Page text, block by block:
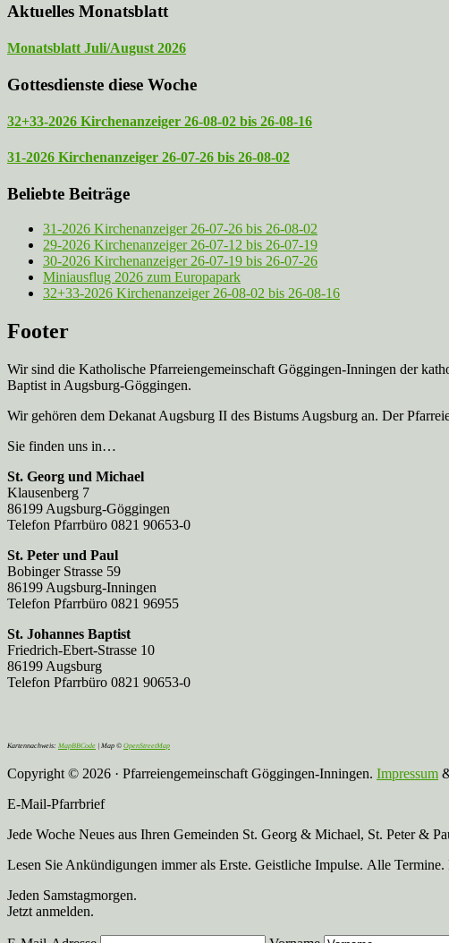
Aktuelles Monatsblatt
Monatsblatt Juli/August 2026
Gottesdienste diese Woche
32+33-2026 Kirchenanzeiger 26-08-02 bis 26-08-16
31-2026 Kirchenanzeiger 26-07-26 bis 26-08-02
Beliebte Beiträge
31-2026 Kirchenanzeiger 26-07-26 bis 26-08-02
29-2026 Kirchenanzeiger 26-07-12 bis 26-07-19
30-2026 Kirchenanzeiger 26-07-19 bis 26-07-26
Miniausflug 2026 zum Europapark
32+33-2026 Kirchenanzeiger 26-08-02 bis 26-08-16
Footer
Wir sind die Katholische Pfarreien­gemeinschaft Göggingen-Inningen der
Baptist in Augsburg-Göggingen.
Wir gehören dem Dekanat Augsburg II des Bistums Augsburg an. Der
Sie finden uns in…
St. Georg und Michael
Klausenberg 7
86199 Augsburg-Göggingen
Telefon Pfarrbüro 0821 90653-0
St. Peter und Paul
Bobinger Strasse 59
86199 Augsburg-Inningen
Telefon Pfarrbüro 0821 96955
St. Johannes Baptist
Friedrich-Ebert-Strasse 10
86199 Augsburg
Telefon Pfarrbüro 0821 90653-0
Kartennachweis: MapBBCode | Map © OpenStreetMap
Copyright © 2026 · Pfarreiengemeinschaft Göggingen-Inningen. Impressum
E-Mail-Pfarrbrief
Jede Woche Neues aus Ihren Gemeinden St. Georg & Michael, St. Peter &
Lesen Sie Ankündigungen immer als Erste. Geistliche Impulse. Alle
Jeden Samstagmorgen.
Jetzt anmelden.